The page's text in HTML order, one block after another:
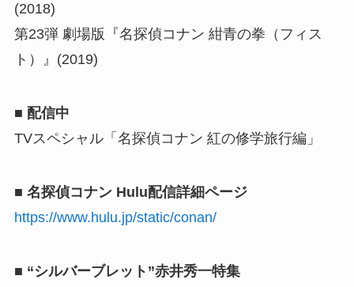
(2018)
第23弾 劇場版『名探偵コナン 紺青の拳（フィス
ト）』(2019)
■ 配信中
TVスペシャル「名探偵コナン 紅の修学旅⾏編」
■ 名探偵コナン Hulu配信詳細ページ
https://www.hulu.jp/static/conan/
■ “シルバーブレット”⾚井秀⼀特集